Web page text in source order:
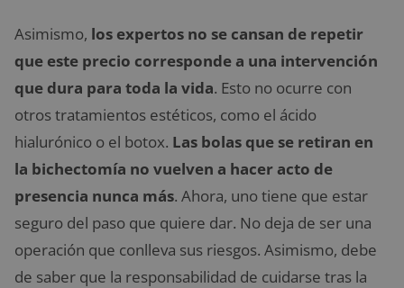
Asimismo, los expertos no se cansan de repetir
que este precio corresponde a una intervención
que dura para toda la vida. Esto no ocurre con
otros tratamientos estéticos, como el ácido
hialurónico o el botox. Las bolas que se retiran en
la bichectomía no vuelven a hacer acto de
presencia nunca más. Ahora, uno tiene que estar
seguro del paso que quiere dar. No deja de ser una
operación que conlleva sus riesgos. Asimismo, debe
de saber que la responsabilidad de cuidarse tras la